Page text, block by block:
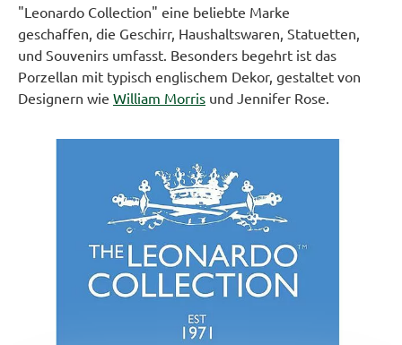
"Leonardo Collection" eine beliebte Marke
geschaffen, die Geschirr, Haushaltswaren, Statuetten,
und Souvenirs umfasst. Besonders begehrt ist das
Porzellan mit typisch englischem Dekor, gestaltet von
Designern wie William Morris und Jennifer Rose.